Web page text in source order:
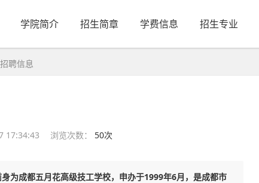
学院简介 招生简章 学费信息 招生专业
聘信息
17:34:43 浏览次数： 50次
为成都五月花高级技工学校，申办于1999年6月，是成都市